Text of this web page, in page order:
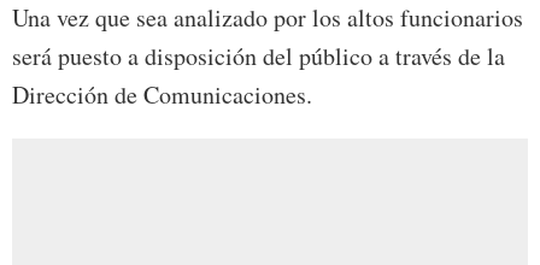
Una vez que sea analizado por los altos funcionarios
será puesto a disposición del público a través de la
Dirección de Comunicaciones.